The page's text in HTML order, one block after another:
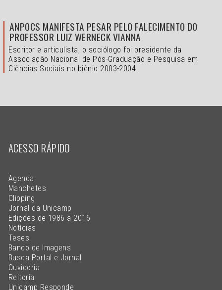
ANPOCS MANIFESTA PESAR PELO FALECIMENTO DO
PROFESSOR LUIZ WERNECK VIANNA
Escritor e articulista, o sociólogo foi presidente da
Associação Nacional de Pós-Graduação e Pesquisa em
Ciências Sociais no biênio 2003-2004
ACESSO RÁPIDO
Agenda
Manchetes
Clipping
Jornal da Unicamp
Edições de 1986 a 2016
Notícias
Teses
Banco de Imagens
Busca Portal e Jornal
Ouvidoria
Reitoria
Unicamp Responde